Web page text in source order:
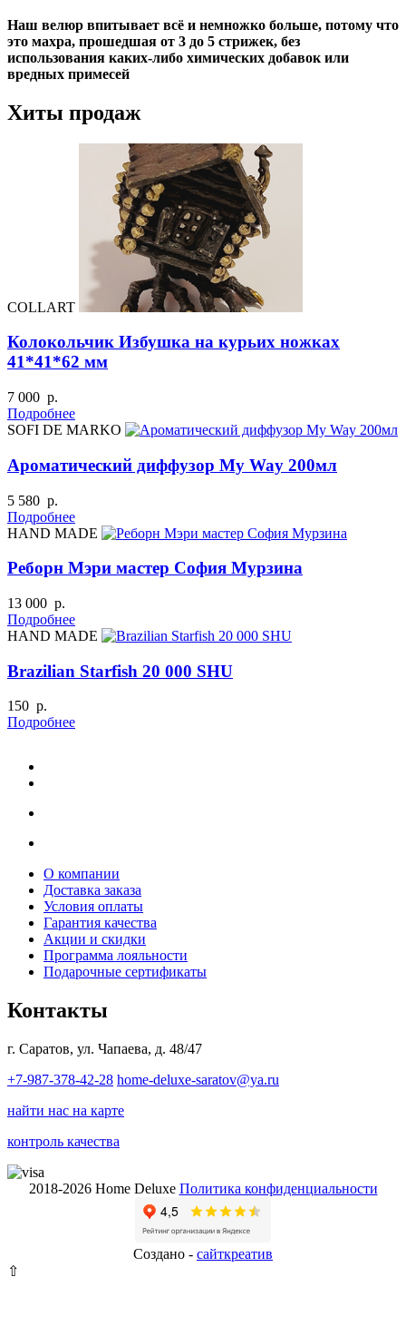
Наш велюр впитывает всё и немножко больше, потому что
это махра, прошедшая от 3 до 5 стрижек, без
использования каких-либо химических добавок или
вредных примесей
Хиты продаж
COLLART
Колокольчик Избушка на курьих ножках
41*41*62 мм
7 000 р.
Подробнее
SOFI DE MARKO
Ароматический диффузор My Way 200мл
5 580 р.
Подробнее
HAND MADE
Реборн Мэри мастер София Мурзина
13 000 р.
Подробнее
HAND MADE
Brazilian Starfish 20 000 SHU
150 р.
Подробнее
О компании
Доставка заказа
Условия оплаты
Гарантия качества
Акции и скидки
Программа лояльности
Подарочные сертификаты
Контакты
г. Саратов, ул. Чапаева, д. 48/47
+7-987-378-42-28 home-deluxe-saratov@ya.ru
найти нас на карте
контроль качества
2018-2026 Home Deluxe Политика конфиденциальности
Создано - сайткрeатив
⇧